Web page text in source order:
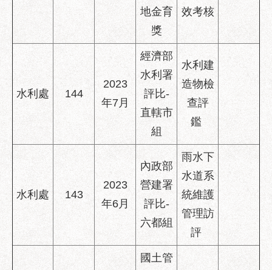
地金育
獎
效考核
水利處 144
2023
年7月
經濟部
水利署
評比-
直轄市
組
水利建
造物檢
查評
鑑
水利處 143
2023
年6月
內政部
營建署
評比-
六都組
雨水下
水道系
統維護
管理訪
評
國土管